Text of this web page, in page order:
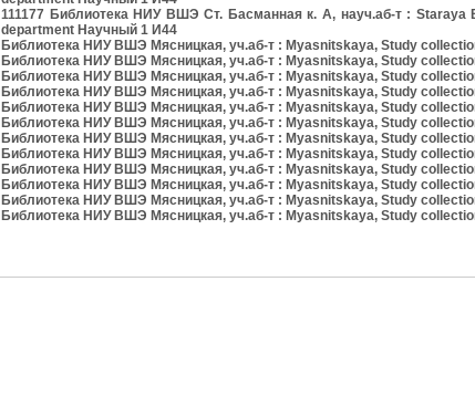
111177 Библиотека НИУ ВШЭ Ст. Басманная к. А, науч.аб-т : Staraya
department Научный 1 И44
Библиотека НИУ ВШЭ Мясницкая, уч.аб-т : Myasnitskaya, Study
Библиотека НИУ ВШЭ Мясницкая, уч.аб-т : Myasnitskaya, Study
Библиотека НИУ ВШЭ Мясницкая, уч.аб-т : Myasnitskaya, Study
Библиотека НИУ ВШЭ Мясницкая, уч.аб-т : Myasnitskaya, Study
Библиотека НИУ ВШЭ Мясницкая, уч.аб-т : Myasnitskaya, Study
Библиотека НИУ ВШЭ Мясницкая, уч.аб-т : Myasnitskaya, Study
Библиотека НИУ ВШЭ Мясницкая, уч.аб-т : Myasnitskaya, Study
Библиотека НИУ ВШЭ Мясницкая, уч.аб-т : Myasnitskaya, Study
Библиотека НИУ ВШЭ Мясницкая, уч.аб-т : Myasnitskaya, Study
Библиотека НИУ ВШЭ Мясницкая, уч.аб-т : Myasnitskaya, Study
Библиотека НИУ ВШЭ Мясницкая, уч.аб-т : Myasnitskaya, Study
Библиотека НИУ ВШЭ Мясницкая, уч.аб-т : Myasnitskaya, Study